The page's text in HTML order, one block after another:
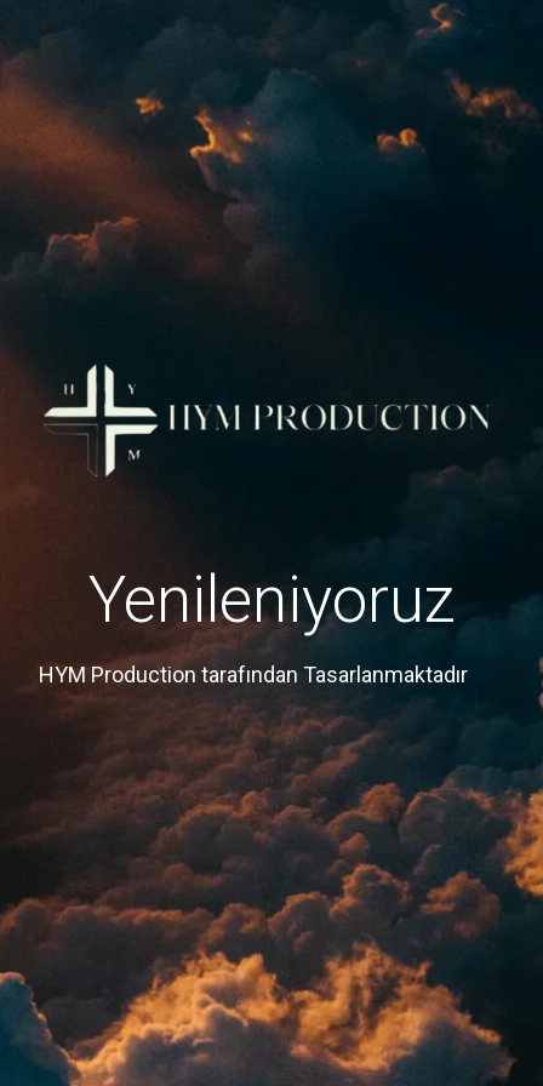
Yenileniyoruz
HYM Production tarafından Tasarlanmaktadır